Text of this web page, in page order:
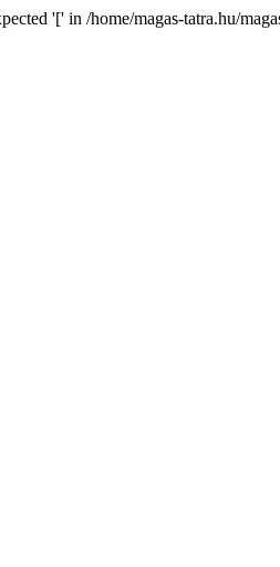
'[' in /home/magas-tatra.hu/